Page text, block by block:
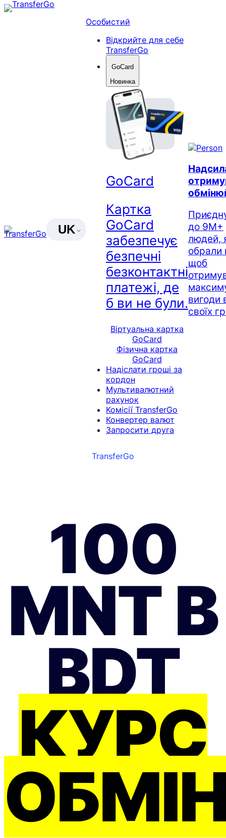
Перейти
UK
Особистий
Відкрийте для себе
TransferGo
GoCard
Новинка
GoCard
Картка
GoCard
забезпечує
безпечні
безконтактні
платежі, де
б ви не були.
Віртуальна картка
GoCard
Фізична картка
GoCard
Надіслати гроші за
кордон
Мультивалютний
рахунок
Комісії TransferGo
Конвертер валют
Запросити друга
до 9M+
людей,
обрали
щоб
вигоди
своїх
TransferGo
100
MNT В
BDT
КУРС